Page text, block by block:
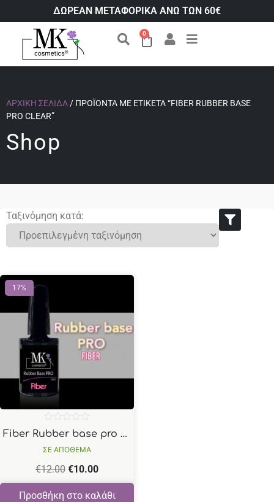
ΔΩΡΕΑΝ ΜΕΤΑΦΟΡΙΚΑ ΑΝΩ ΤΩΝ 60€
0
ΑΡΧΙΚΉ ΣΕΛΊΔΑ / ΠΡΟΪΌΝΤΑ ΜΕ ΕΤΙΚΈΤΑ “FIBER RUBBER BASE
PRO CLEAR”
Shop
Ταξινόμηση κατά:
17%
ΣΕ ΑΠΟΘΕΜΑ
Fiber Rubber base pro clear
€12.00 €10.00
Προσθήκη στο καλάθι
Βαθμολογήθηκε
με
0
από
5